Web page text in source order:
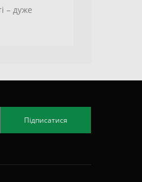
– дуже
Підписатися